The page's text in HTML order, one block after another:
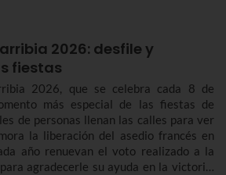
2026: desfile y
fiestas
2026, que se celebra cada 8 de
más especial de las fiestas de
de personas llenan las calles para ver
la liberación del asedio francés en
año renuevan el voto realizado a la
agradecerle su ayuda en la victoria.